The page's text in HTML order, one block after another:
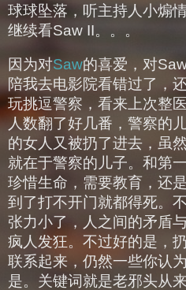
球球坠落，听主持人小煽
继续看Saw II。。。
因为对Saw的喜爱，对
陪我去电影院看错过了，
玩挑逗警察，看来上次整
人数翻了好几番，警察的
的女人又被扔了进去，虽
就在于警察的儿子。和第
珍惜生命，需要教育，还
到了打不开门就都得死。
张力小了，人之间的矛盾
疯人发狂。不过好的是，
联系起来，仍然一些你认
是。关键词就是老邪头从